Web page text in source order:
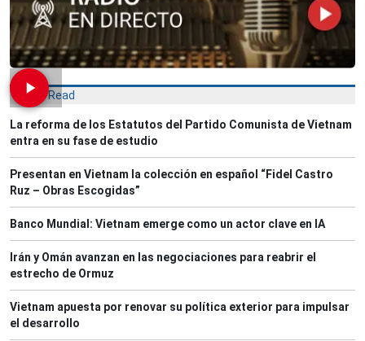
Most Read
La reforma de los Estatutos del Partido Comunista de Vietnam
entra en su fase de estudio
Presentan en Vietnam la colección en español “Fidel Castro
Ruz – Obras Escogidas”
Banco Mundial: Vietnam emerge como un actor clave en IA
Irán y Omán avanzan en las negociaciones para reabrir el
estrecho de Ormuz
Vietnam apuesta por renovar su política exterior para impulsar
el desarrollo